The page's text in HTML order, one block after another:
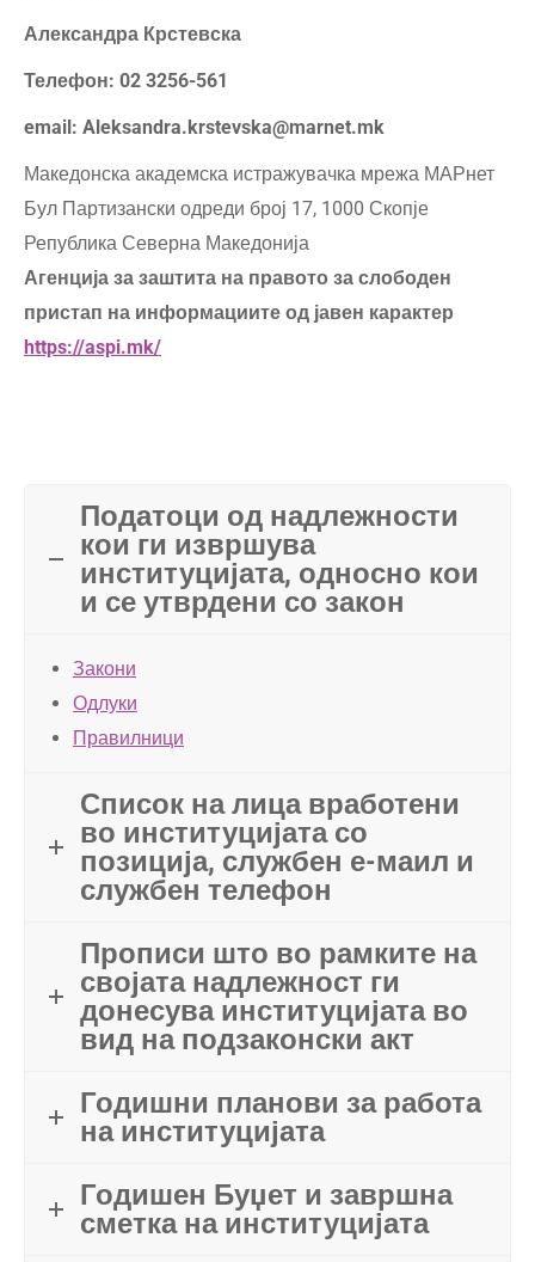
Александра Крстевска
Телефон: 02 3256-561
email: Aleksandra.krstevska@marnet.mk
Македонска академска истражувачка мрежа МАРнет
Бул Партизански одреди број 17, 1000 Скопје
Република Северна Македонија
Агенција за заштита на правото за слободен
пристап на информациите од јавен карактер
https://aspi.mk/
Податоци од надлежности
кои ги извршува
институцијата, односно кои
и се утврдени со закон
Закони
Одлуки
Правилници
Список на лица вработени
во институцијата со
позиција, службен е-маил и
службен телефон
Прописи што во рамките на
својата надлежност ги
донесува институцијата во
вид на подзаконски акт
Годишни планови за работа
на институцијата
Годишен Буџет и завршна
сметка на институцијата